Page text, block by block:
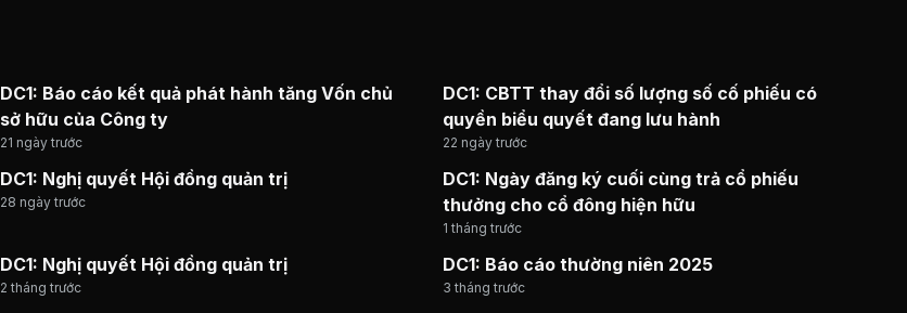
DC1: Báo cáo kết quả phát hành tăng Vốn chủ
sở hữu của Công ty
21 ngày trước
DC1: CBTT thay đổi số lượng số cố phiếu có
quyền biểu quyết đang lưu hành
22 ngày trước
DC1: Nghị quyết Hội đồng quản trị
28 ngày trước
DC1: Ngày đăng ký cuối cùng trả cổ phiếu
thưởng cho cổ đông hiện hữu
1 tháng trước
DC1: Nghị quyết Hội đồng quản trị
2 tháng trước
DC1: Báo cáo thường niên 2025
3 tháng trước